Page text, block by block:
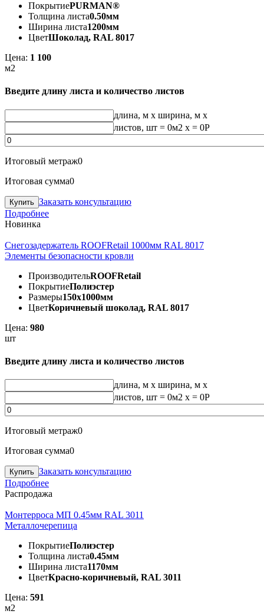
ПокрытиеPURMAN®
Толщина листа0.50мм
Ширина листа1200мм
ЦветШоколад, RAL 8017
Цена: 1 100
м2
Введите длину листа и количество листов
длина, м x ширина, м x
листов, шт = 0м2 x = 0Р
Итоговый метраж0
Итоговая сумма0
Заказать консультацию
Подробнее
Новинка
Снегозадержатель ROOFRetail 1000мм RAL 8017
Элементы безопасности кровли
ПроизводительROOFRetail
ПокрытиеПолиэстер
Размеры150х1000мм
ЦветКоричневый шоколад, RAL 8017
Цена: 980
шт
Введите длину листа и количество листов
длина, м x ширина, м x
листов, шт = 0м2 x = 0Р
Итоговый метраж0
Итоговая сумма0
Заказать консультацию
Подробнее
Распродажа
Монтерроса МП 0.45мм RAL 3011
Металлочерепица
ПокрытиеПолиэстер
Толщина листа0.45мм
Ширина листа1170мм
ЦветКрасно-коричневый, RAL 3011
Цена: 591
м2